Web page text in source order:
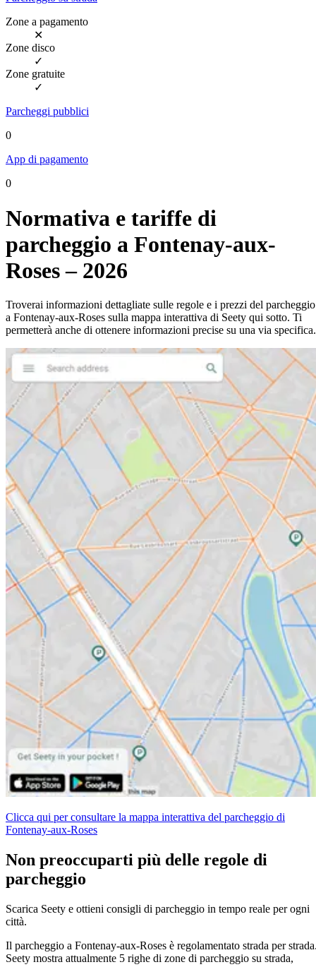
Zone a pagamento
✕
Zone disco
✓
Zone gratuite
✓
Parcheggi pubblici
0
App di pagamento
0
Normativa e tariffe di
parcheggio a Fontenay-aux-
Roses – 2026
Troverai informazioni dettagliate sulle regole e i prezzi del parcheggio
a Fontenay-aux-Roses sulla mappa interattiva di Seety qui sotto. Ti
permetterà anche di ottenere informazioni precise su una via specifica.
Clicca qui per consultare la mappa interattiva del parcheggio di
Fontenay-aux-Roses
Non preoccuparti più delle regole di
parcheggio
Scarica Seety e ottieni consigli di parcheggio in tempo reale per ogni
città.
Il parcheggio a Fontenay-aux-Roses è regolamentato strada per
Seety mostra attualmente 5 righe di zone di parcheggio su strada,